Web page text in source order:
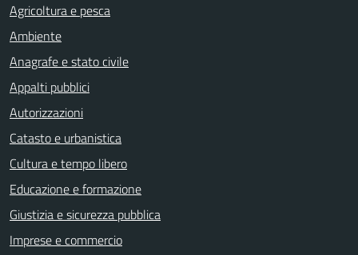
Agricoltura e pesca
Ambiente
Anagrafe e stato civile
Appalti pubblici
Autorizzazioni
Catasto e urbanistica
Cultura e tempo libero
Educazione e formazione
Giustizia e sicurezza pubblica
Imprese e commercio